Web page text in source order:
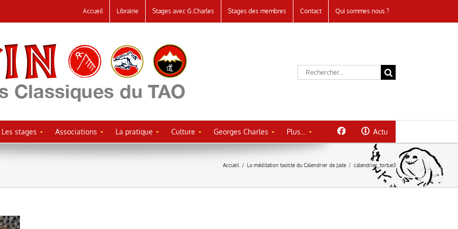
Accueil Librairie Stages avec G.Charles Stages des membres Contact Qui sommes nous ?
Rechercher:
Les stages Associations La pratique Culture Georges Charles Plus… Actu
Accueil / La méditation taoïste du Calendrier de Jade / calendrier_tortue3